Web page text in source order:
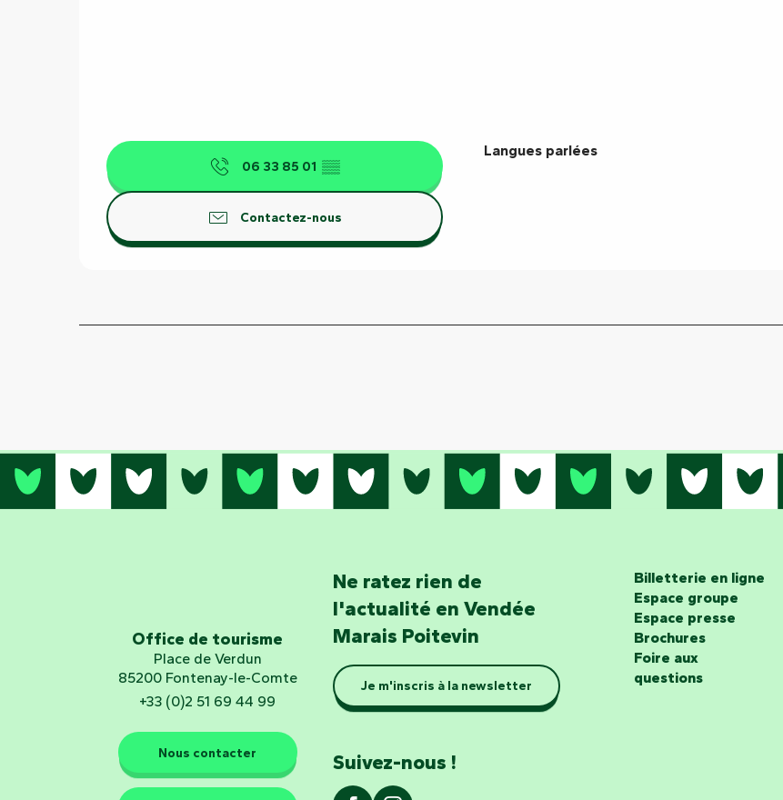
06 33 85 01 ▒▒
Contactez-nous
Langues parlées
Langues parlées
Office de tourisme
Place de Verdun
85200 Fontenay-le-Comte
+33 (0)2 51 69 44 99
Nous contacter
Ne ratez rien de
l'actualité en Vendée
Marais Poitevin
Je m'inscris à la newsletter
Suivez-nous !
Billetterie en ligne
Espace groupe
Espace presse
Brochures
Foire aux
questions